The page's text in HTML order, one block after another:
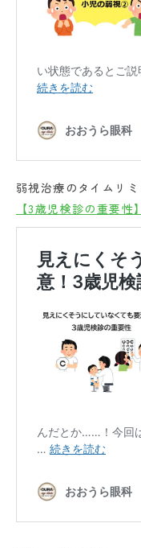
弱視治療のタイムリミ
【3歳児検診の重要性】